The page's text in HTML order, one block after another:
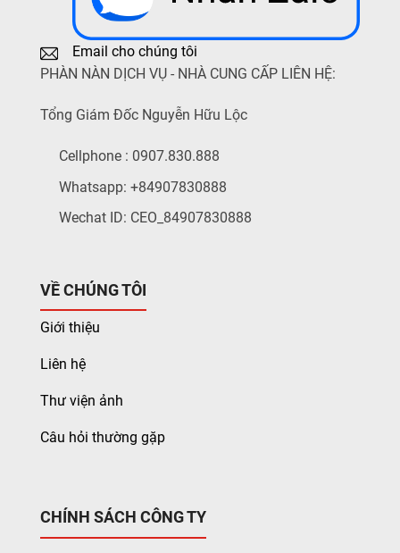
Email cho chúng tôi
PHÀN NÀN DỊCH VỤ - NHÀ CUNG CẤP LIÊN HỆ:
Tổng Giám Đốc Nguyễn Hữu Lộc
Cellphone : 0907.830.888
Whatsapp: +84907830888
Wechat ID: CEO_84907830888
VỀ CHÚNG TÔI
Giới thiệu
Liên hệ
Thư viện ảnh
Câu hỏi thường gặp
CHÍNH SÁCH CÔNG TY